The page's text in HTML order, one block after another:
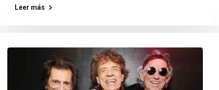
Leer más